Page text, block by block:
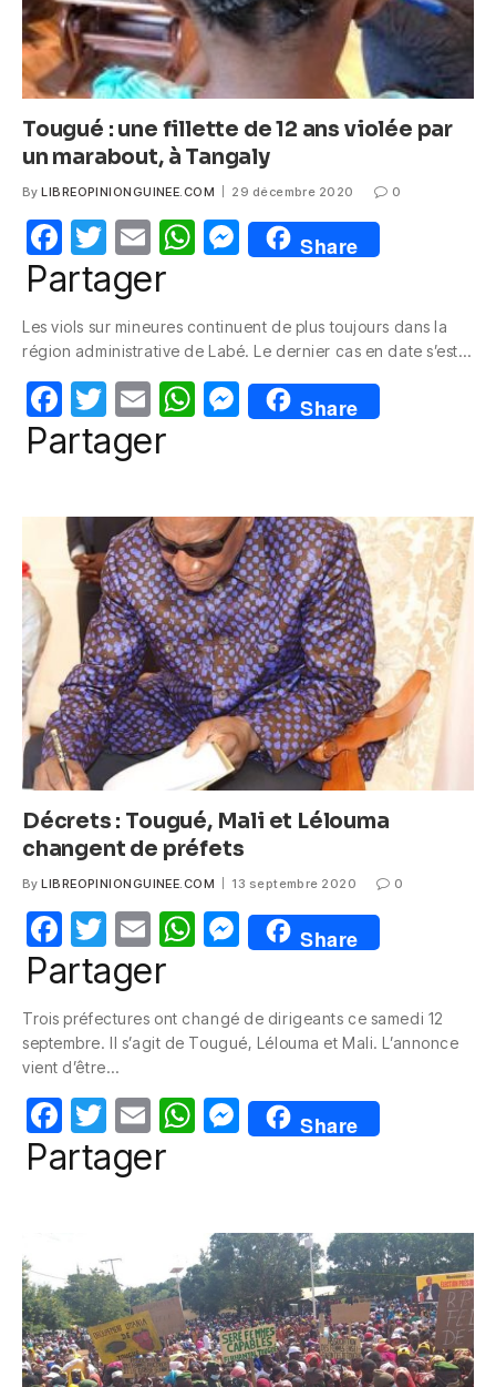
Tougué : une fillette de 12 ans violée par
un marabout, à Tangaly
By LIBREOPINIONGUINEE.COM 29 décembre 2020 0
F
a
e
b
o
o
T
w
itt
er
E
m
W
s
A
p
M
e
e
n
g
Share
Partager
Les viols sur mineures continuent de plus toujours dans la
région administrative de Labé. Le dernier cas en date s’est…
F
a
b
o
o
k
T
w
itt
E
m
W
A
p
p
M
e
n
g
er
Share
Partager
Décrets : Tougué, Mali et Lélouma
changent de préfets
By LIBREOPINIONGUINEE.COM 13 septembre 2020 0
F
a
e
b
o
o
k
T
w
itt
er
E
m
W
s
p
p
M
e
e
g
er
Share
Partager
Trois préfectures ont changé de dirigeants ce samedi 12
septembre. Il s’agit de Tougué, Lélouma et Mali. L’annonce
vient d’être…
F
a
b
o
o
k
T
w
itt
E
m
W
A
p
p
M
e
e
n
g
er
Share
Partager